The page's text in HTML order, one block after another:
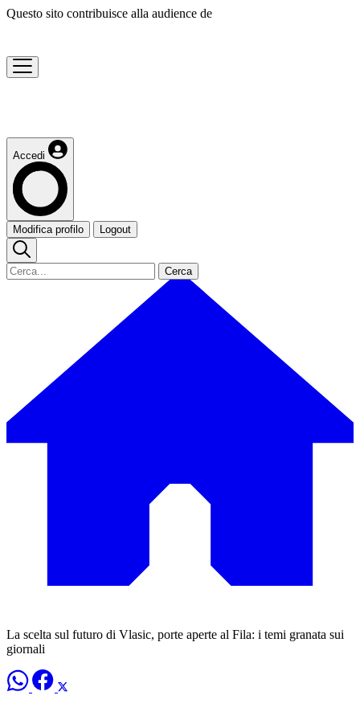
Questo sito contribuisce alla audience de
Accedi
Modifica profilo Logout
Cerca
La scelta sul futuro di Vlasic, porte aperte al Fila: i temi granata sui
giornali